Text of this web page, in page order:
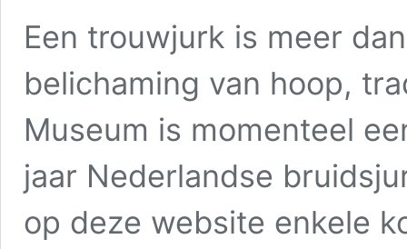
Een trouwjurk is meer
belichaming van hoop,
Museum is momenteel
jaar Nederlandse
op deze website enkele